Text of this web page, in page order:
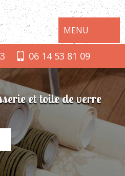
MENU
06 14 53 81 09
et toile de verre